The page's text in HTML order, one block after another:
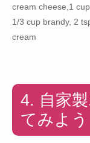
cream cheese,1
1/3 cup brandy, 2
cream
4. 自家
てみよう